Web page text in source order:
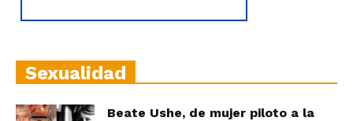
Sexualidad
Beate Ushe, de mujer piloto a la